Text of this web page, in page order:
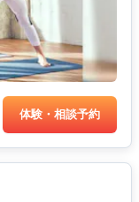
体験・相談予約